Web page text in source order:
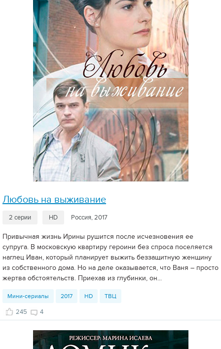
Любовь на выживание
2 серии HD Россия, 2017
Привычная жизнь Ирины рушится после исчезновения ее
супруга. В московскую квартиру героини без спроса поселяется
наглец Иван, который планирует выжить беззащитную женщину
из собственного дома. Но на деле оказывается, что Ваня – просто
жертва обстоятельств. Приехав из глубинки, он...
Мини-сериалы 2017 HD ТВЦ
245 4